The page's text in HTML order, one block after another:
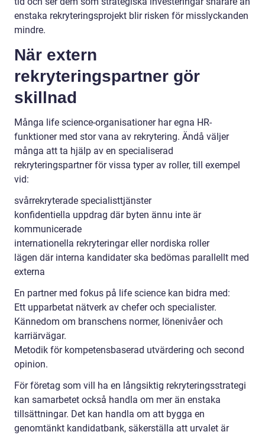
enstaka rekryteringsprojekt blir risken för misslyckanden
mindre.
När extern
rekryteringspartner gör
skillnad
Många life science-organisationer har egna HR-
funktioner med stor vana av rekrytering. Ändå väljer
många att ta hjälp av en specialiserad
rekryteringspartner för vissa typer av roller, till exempel
vid:
svårrekryterade specialisttjänster
konfidentiella uppdrag där byten ännu inte är
kommunicerade
internationella rekryteringar eller nordiska roller
lägen där interna kandidater ska bedömas parallellt med
externa
En partner med fokus på life science kan bidra med:
Ett upparbetat nätverk av chefer och specialister.
Kännedom om branschens normer, lönenivåer och
karriärvägar.
Metodik för kompetensbaserad utvärdering och second
opinion.
För företag som vill ha en långsiktig rekryteringsstrategi
kan samarbetet också handla om mer än enstaka
tillsättningar. Det kan handla om att bygga en
genomtänkt kandidatbank, säkerställa att urvalet är